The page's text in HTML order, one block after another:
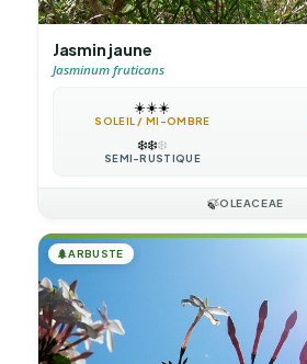
Jasmin jaune
Jasminum fruticans
☀️☀️☀️
SOLEIL / MI-OMBRE
❄️❄️❄️
SEMI-RUSTIQUE
🍃OLEACEAE
🌲ARBUSTE